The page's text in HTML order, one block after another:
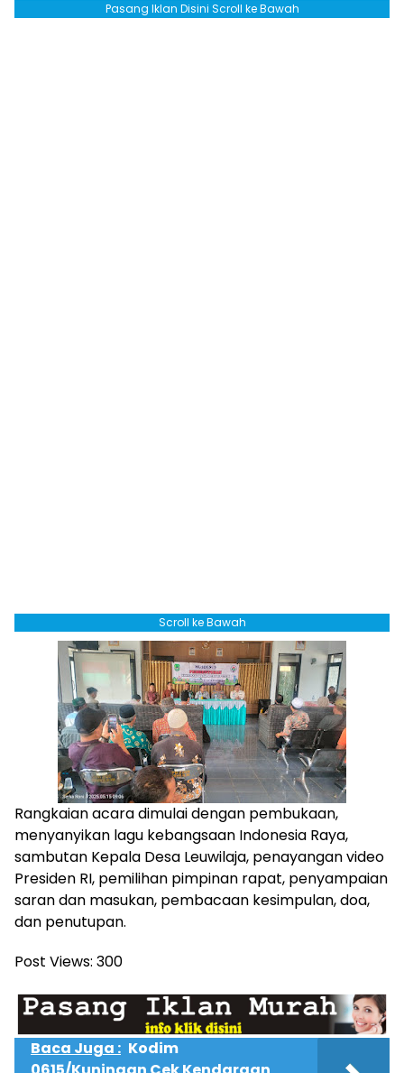
Pasang Iklan Disini Scroll ke Bawah
Scroll ke Bawah
Rangkaian acara dimulai dengan pembukaan,
menyanyikan lagu kebangsaan Indonesia Raya,
sambutan Kepala Desa Leuwilaja, penayangan video
Presiden RI, pemilihan pimpinan rapat, penyampaian
saran dan masukan, pembacaan kesimpulan, doa,
dan penutupan.
Post Views: 300
Baca Juga : Kodim